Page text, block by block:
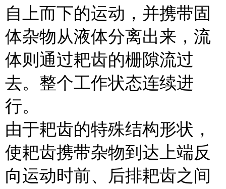
自上而下的运动，并携带固
体杂物从液体分离出来，流
体则通过耙齿的栅隙流过
去。整个工作状态连续进
行。
由于耙齿的特殊结构形状，
使耙齿携带杂物到达上端反
向运动时前、后排耙齿之间